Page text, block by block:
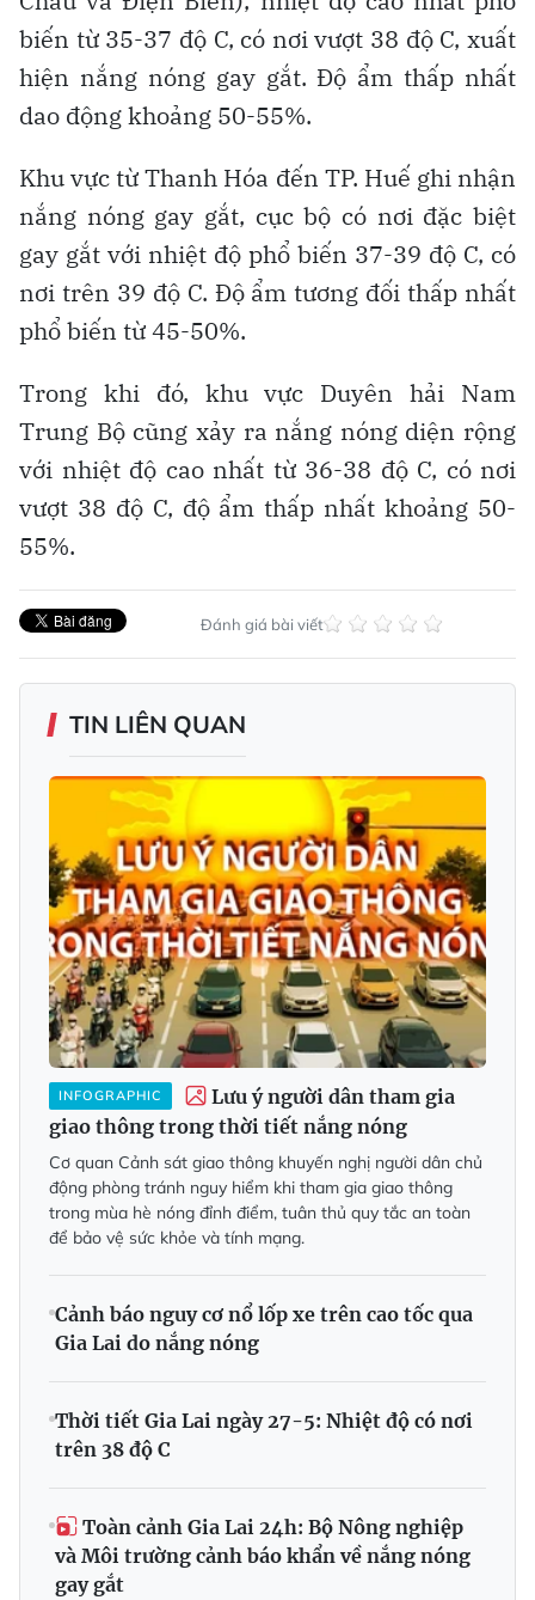
biến từ 35-37 độ C, có nơi vượt 38 độ C, xuất
hiện nắng nóng gay gắt. Độ ẩm thấp nhất
dao động khoảng 50-55%.
Khu vực từ Thanh Hóa đến TP. Huế ghi nhận
nắng nóng gay gắt, cục bộ có nơi đặc biệt
gay gắt với nhiệt độ phổ biến 37-39 độ C, có
nơi trên 39 độ C. Độ ẩm tương đối thấp nhất
phổ biến từ 45-50%.
Trong khi đó, khu vực Duyên hải Nam
Trung Bộ cũng xảy ra nắng nóng diện rộng
với nhiệt độ cao nhất từ 36-38 độ C, có nơi
vượt 38 độ C, độ ẩm thấp nhất khoảng 50-
55%.
Đánh giá bài viết
TIN LIÊN QUAN
INFOGRAPHIC
Lưu ý người dân tham gia
giao thông trong thời tiết nắng nóng
Cơ quan Cảnh sát giao thông khuyến nghị người dân chủ
động phòng tránh nguy hiểm khi tham gia giao thông
trong mùa hè nóng đỉnh điểm, tuân thủ quy tắc an toàn
để bảo vệ sức khỏe và tính mạng.
Cảnh báo nguy cơ nổ lốp xe trên cao tốc qua
Gia Lai do nắng nóng
Thời tiết Gia Lai ngày 27-5: Nhiệt độ có nơi
trên 38 độ C
Toàn cảnh Gia Lai 24h: Bộ Nông nghiệp
và Môi trường cảnh báo khẩn về nắng nóng
gay gắt